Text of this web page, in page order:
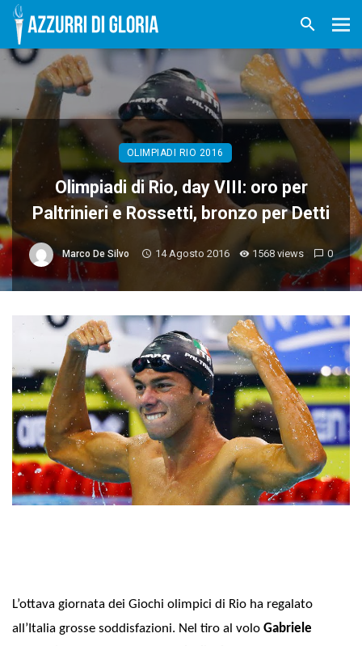
OLIMPIADI RIO 2016
Olimpiadi di Rio, day VIII: oro per
Paltrinieri e Rossetti, bronzo per Detti
Marco De Silvo 14 Agosto 2016 1568 views 0
L’ottava giornata dei Giochi olimpici di Rio ha regalato
all’Italia grosse soddisfazioni. Nel tiro al volo Gabriele